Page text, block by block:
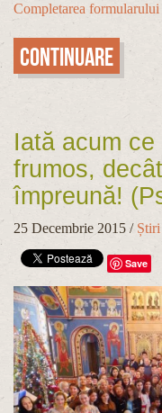
Completarea
Continuare
Iată acum
frumos,
împreună!
25 Decembrie 2015 /
Save